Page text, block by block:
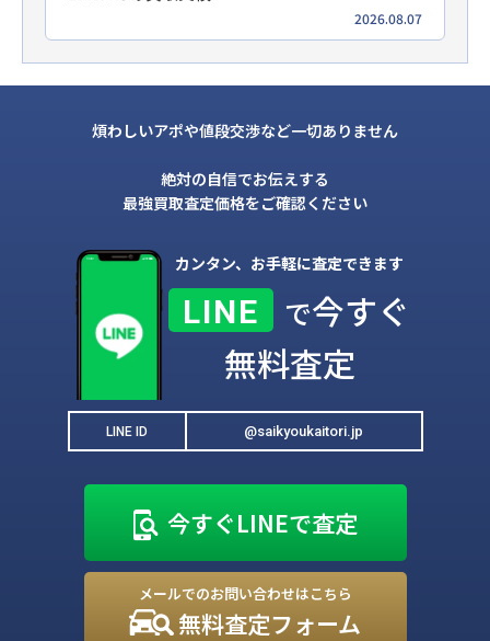
2026.08.07
煩わしいアポや値段交渉など一切ありません
絶対の自信でお伝えする
最強買取査定価格をご確認ください
カンタン、お手軽に査定できます
LINE で今すぐ
無料査定
LINE ID @saikyoukaitori.jp
今すぐLINEで査定
メールでのお問い合わせはこちら
無料査定フォーム